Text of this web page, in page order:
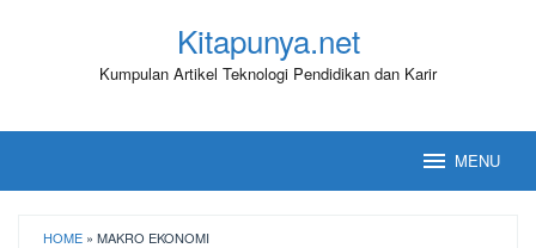
Kitapunya.net
Kumpulan Artikel Teknologi Pendidikan dan Karir
MENU
HOME » MAKRO EKONOMI